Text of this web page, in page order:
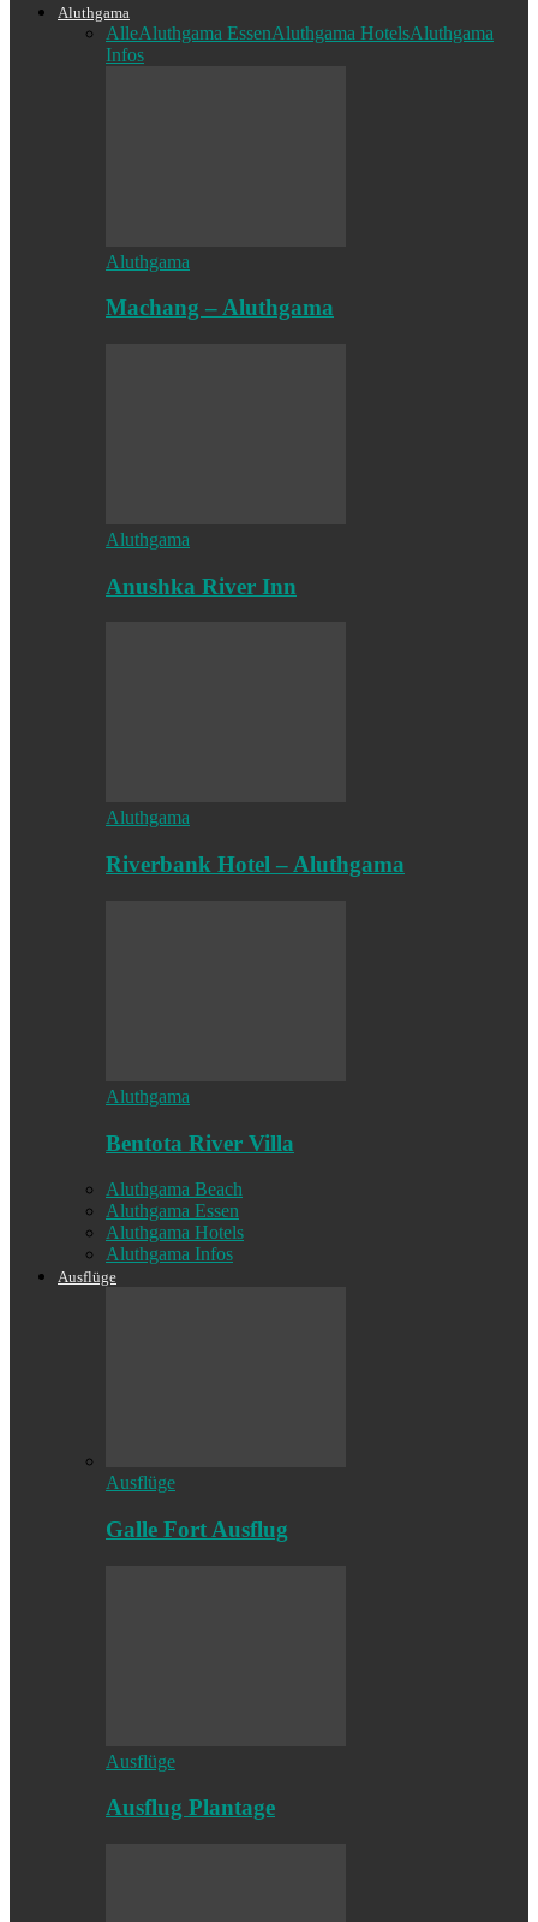
Aluthgama
AlleAluthgama EssenAluthgama HotelsAluthgama
Infos
Aluthgama
Machang – Aluthgama
Aluthgama
Anushka River Inn
Aluthgama
Riverbank Hotel – Aluthgama
Aluthgama
Bentota River Villa
Aluthgama Beach
Aluthgama Essen
Aluthgama Hotels
Aluthgama Infos
Ausflüge
Ausflüge
Galle Fort Ausflug
Ausflüge
Ausflug Plantage